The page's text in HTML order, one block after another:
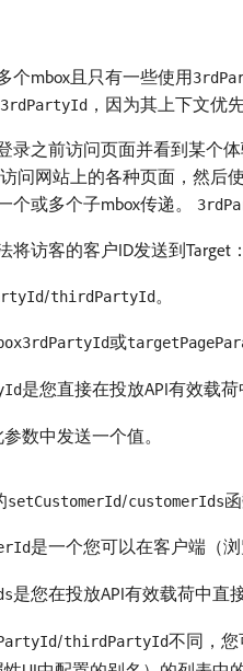
个mbox且只有一些使用
3rdPartyId ，因为其上下文优先
录之前访问页面并看到某个
问网站上的各种页面，然后
个或多个子mbox传递。
访客的客户ID发送到Target：
/thirdPartyId。
或
是您直接在投放API有效载荷
数中发送一个值。
setCustomerId/customerIds函
是一个您可以在客户端（浏
是您在投放API有效载荷中直
/thirdPartyId不同，您